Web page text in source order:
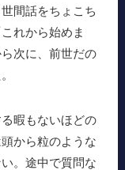
間話をちょこち
れから始めま
次に、前世だの
暇もないほどの
から粒のような
。途中で質問な